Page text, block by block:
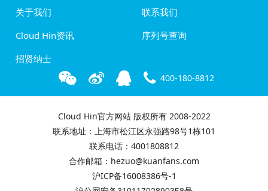
关于我们
联系我们
Cloud Hin资讯
序列号查询
招贤纳士
400-180-8812
Cloud Hin官方网站 版权所有 2008-2022
联系地址：上海市松江区永强路98号1栋101
联系电话：4001808812
合作邮箱：hezuo@kuanfans.com
沪ICP备16008386号-1